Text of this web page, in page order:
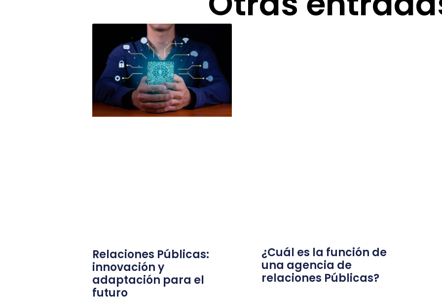
Relaciones Públicas:
innovación y
adaptación para el
futuro
¿Cuál es la función de
una agencia de
relaciones Públicas?